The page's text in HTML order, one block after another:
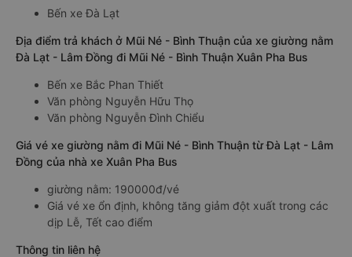
Bến xe Đà Lạt
Địa điểm trả khách ở Mũi Né - Bình Thuận của xe giường nằm
Đà Lạt - Lâm Đồng đi Mũi Né - Bình Thuận Xuân Pha Bus
Bến xe Bắc Phan Thiết
Văn phòng Nguyễn Hữu Thọ
Văn phòng Nguyễn Đình Chiểu
Giá vé xe giường nằm đi Mũi Né - Bình Thuận từ Đà Lạt - Lâm
Đồng của nhà xe Xuân Pha Bus
giường nằm: 190000đ/vé
Giá vé xe ổn định, không tăng giảm đột xuất trong các
dịp Lễ, Tết cao điểm
Thông tin liên hệ